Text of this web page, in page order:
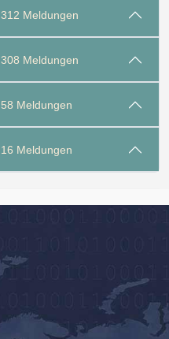
312 Meldungen
308 Meldungen
58 Meldungen
16 Meldungen